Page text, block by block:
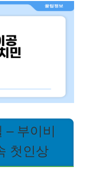
부이비
첫인상